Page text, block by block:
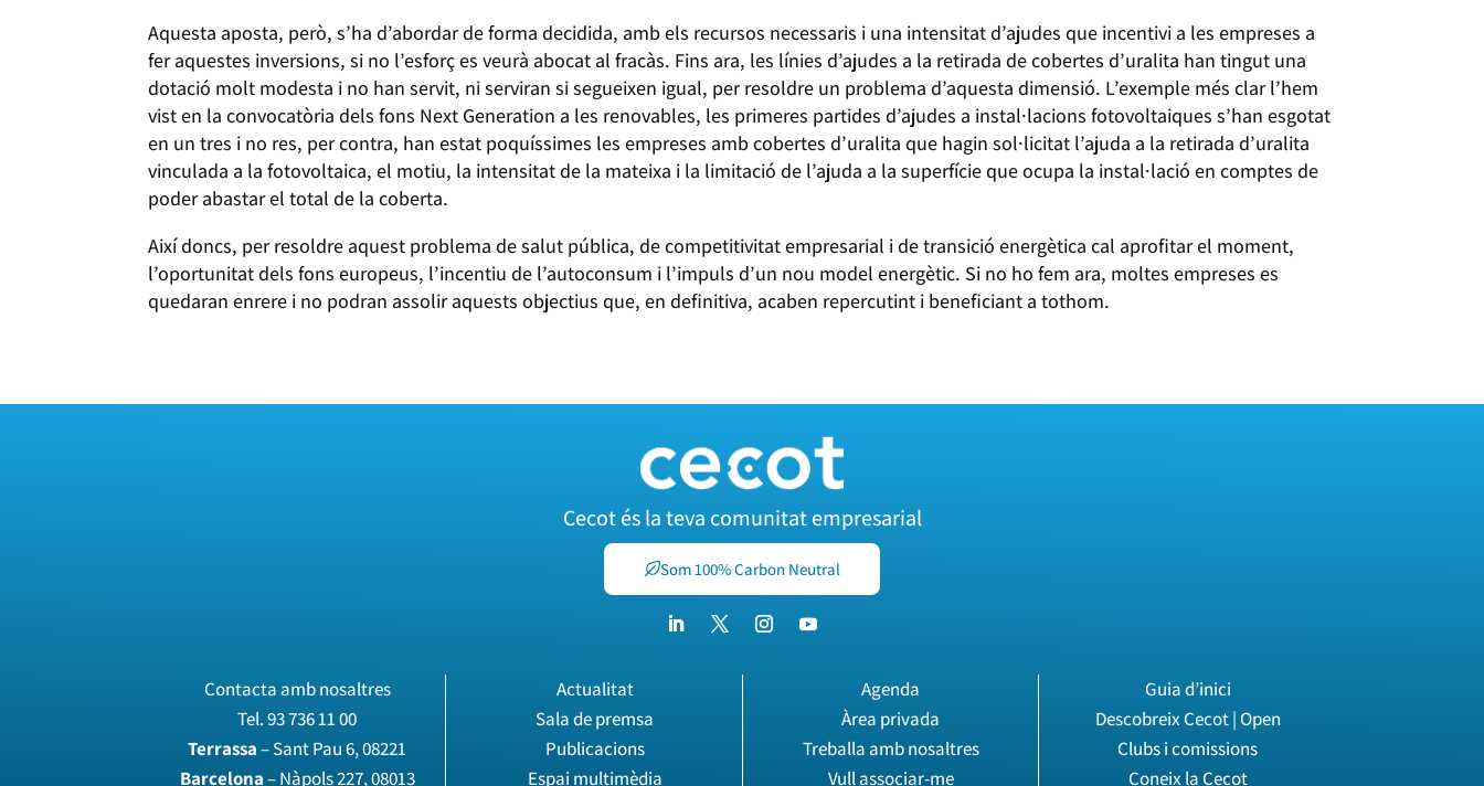
Aquesta aposta, però, s’ha d’abordar de forma decidida, amb els recursos necessaris i una intensitat d’ajudes que incentivi a les empreses a
fer aquestes inversions, si no l’esforç es veurà abocat al fracàs. Fins ara, les línies d’ajudes a la retirada de cobertes d’uralita han tingut una
dotació molt modesta i no han servit, ni serviran si segueixen igual, per resoldre un problema d’aquesta dimensió. L’exemple més clar l’hem
vist en la convocatòria dels fons Next Generation a les renovables, les primeres partides d’ajudes a instal·lacions fotovoltaiques s’han esgotat
en un tres i no res, per contra, han estat poquíssimes les empreses amb cobertes d’uralita que hagin sol·licitat l’ajuda a la retirada d’uralita
vinculada a la fotovoltaica, el motiu, la intensitat de la mateixa i la limitació de l’ajuda a la superfície que ocupa la instal·lació en comptes de
poder abastar el total de la coberta.
Així doncs, per resoldre aquest problema de salut pública, de competitivitat empresarial i de transició energètica cal aprofitar el moment,
l’oportunitat dels fons europeus, l’incentiu de l’autoconsum i l’impuls d’un nou model energètic. Si no ho fem ara, moltes empreses es
quedaran enrere i no podran assolir aquests objectius que, en definitiva, acaben repercutint i beneficiant a tothom.
Cecot és la teva comunitat empresarial
Som 100% Carbon Neutral
Contacta amb nosaltres
Tel.93 736 11 00
Terrassa– Sant Pau 6, 08221
Barcelona– Nàpols 227, 08013
Actualitat
Sala de premsa
Publicacions
Espai multimèdia
Agenda
Àrea privada
Treballa amb nosaltres
Vull associar-me
Guia d’inici
Descobreix Cecot | Open
Clubs i comissions
Coneix la Cecot